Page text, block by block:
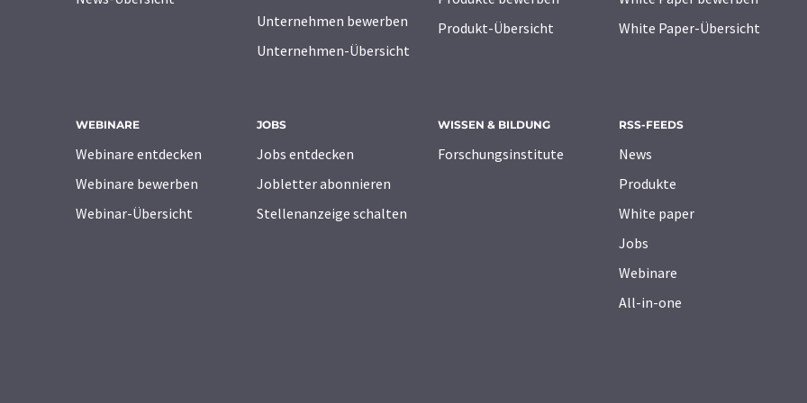
Unternehmen bewerben
Unternehmen-Übersicht
Produkt-Übersicht
White Paper-Übersicht
WEBINARE
Webinare entdecken
Webinare bewerben
Webinar-Übersicht
JOBS
Jobs entdecken
Jobletter abonnieren
Stellenanzeige schalten
WISSEN & BILDUNG
Forschungsinstitute
RSS-FEEDS
News
Produkte
White paper
Jobs
Webinare
All-in-one